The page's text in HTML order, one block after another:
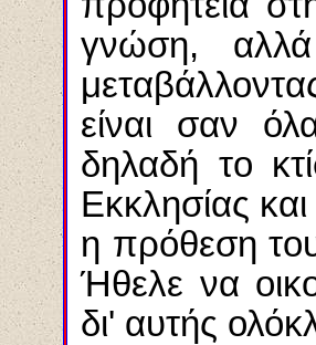
γνώση,
είναι σαν
δηλαδή το
Εκκλησίας
η πρόθεση
Ήθελε να
δι' αυτής